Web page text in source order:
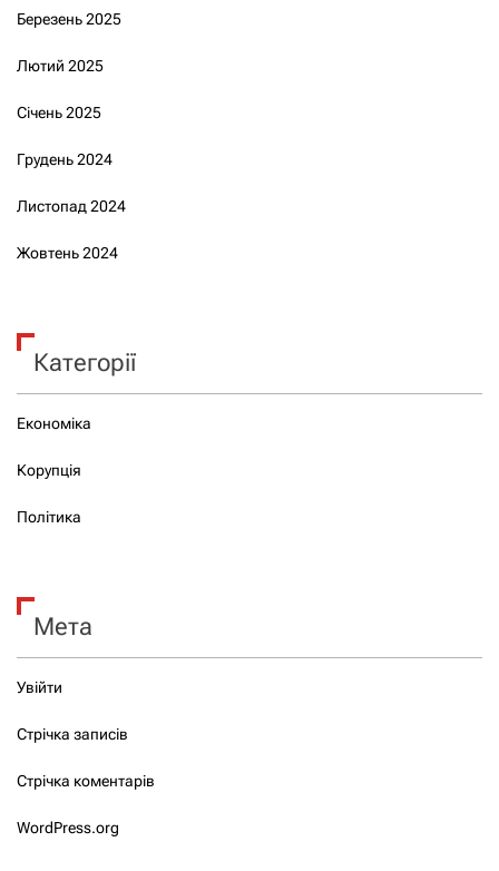
Березень 2025
Лютий 2025
Січень 2025
Грудень 2024
Листопад 2024
Жовтень 2024
Категорії
Економіка
Корупція
Політика
Мета
Увійти
Стрічка записів
Стрічка коментарів
WordPress.org